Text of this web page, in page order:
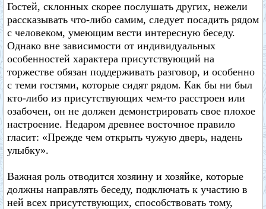
Гостей, склонных скорее послушать других, нежели
рассказывать что-либо самим, следует посадить рядом
с человеком, умеющим вести интересную беседу.
Однако вне зависимости от индивидуальных
особенностей характера присутствующий на
торжестве обязан поддерживать разговор, и особенно
с теми гостями, которые сидят рядом. Как бы ни был
кто-либо из присутствующих чем-то расстроен или
озабочен, он не должен демонстрировать свое плохое
настроение. Недаром древнее восточное правило
гласит: «Прежде чем открыть чужую дверь, надень
улыбку».
Важная роль отводится хозяину и хозяйке, которые
должны направлять беседу, подключать к участию в
ней всех присутствующих, способствовать тому,